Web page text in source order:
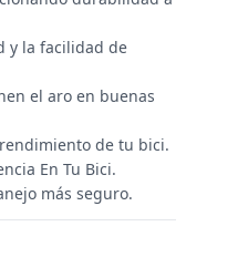
y la facilidad de
el aro en buenas
de tu bici.
En Tu Bici.
más seguro.